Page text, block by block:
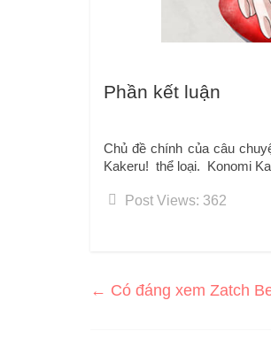
Phần kết luận
Chủ đề chính của câu
Kakeru!  thể loại.  Konomi
Post Views: 362
← Có đáng xem Zatch